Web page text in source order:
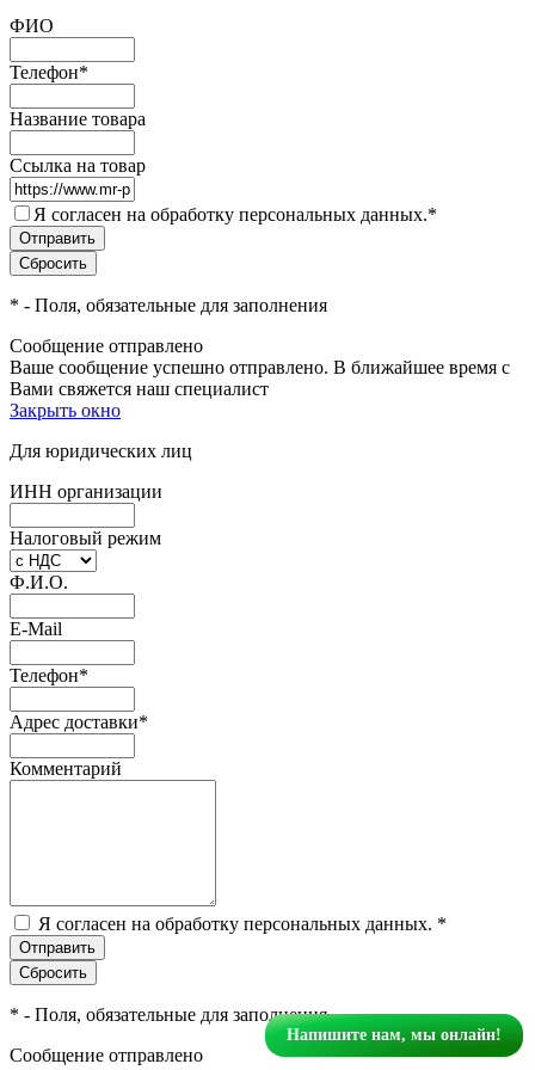
ФИО
Телефон*
Название товара
Ссылка на товар
Я согласен на обработку персональных данных.*
* - Поля, обязательные для заполнения
Сообщение отправлено
Ваше сообщение успешно отправлено. В ближайшее время с
Вами свяжется наш специалист
Закрыть окно
Для юридических лиц
ИНН организации
Налоговый режим
Ф.И.О.
E-Mail
Телефон*
Адрес доставки*
Комментарий
Я согласен на обработку персональных данных. *
* - Поля, обязательные для заполнения
Сообщение отправлено
Напишите нам, мы онлайн!